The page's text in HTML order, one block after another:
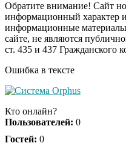
Обратите внимание! Сайт
информационный характер
информационные
сайте, не являются
ст. 435 и 437 Гражданского
Ошибка в тексте
Кто онлайн?
Пользователей: 0
Гостей: 0